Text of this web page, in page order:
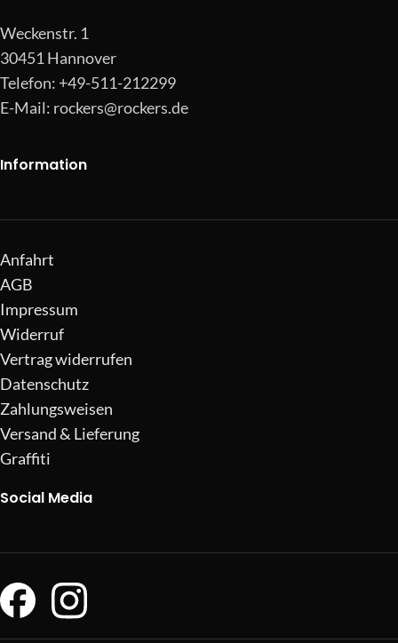
Weckenstr. 1
30451 Hannover
Telefon: +49-511-212299
E-Mail: rockers@rockers.de
Information
Anfahrt
AGB
Impressum
Widerruf
Vertrag widerrufen
Datenschutz
Zahlungsweisen
Versand & Lieferung
Graffiti
Social Media